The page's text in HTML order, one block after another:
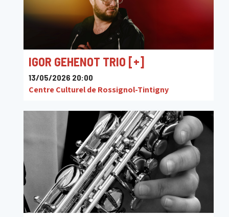
IGOR GEHENOT TRIO [+]
13/05/2026 20:00
Centre Culturel de Rossignol-Tintigny